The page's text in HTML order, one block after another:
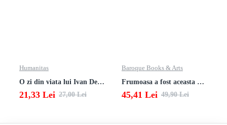
Humanitas
O zi din viata lui Ivan Denisovici
21,33 Lei 27,00 Lei
Baroque Books & Arts
Frumoasa a fost aceasta viata. totusi.
45,41 Lei 49,90 Lei